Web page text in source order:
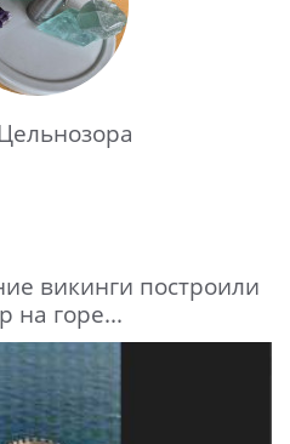
викинги построили
на горе...